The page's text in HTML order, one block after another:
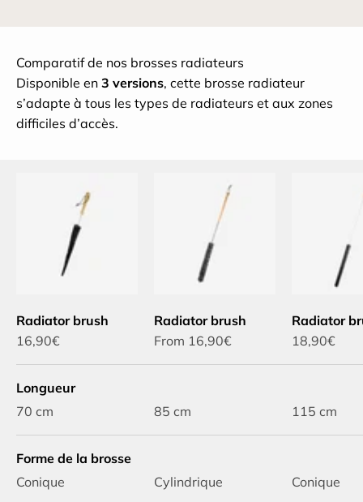
Comparatif de nos brosses radiateurs
Disponible en 3 versions, cette brosse radiateur
s’adapte à tous les types de radiateurs et aux zones
difficiles d’accès.
Radiator brush
Sale price
16,90€
Radiator brush
Sale price
From 16,90€
Radiator
Sale price
18,90€
Longueur
70 cm
85 cm 115 cm
Forme de la brosse
Conique
Cylindrique Conique